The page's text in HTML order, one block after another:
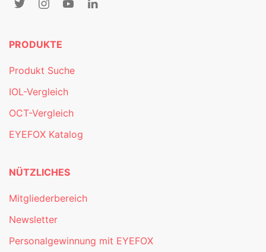
PRODUKTE
Produkt Suche
IOL-Vergleich
OCT-Vergleich
EYEFOX Katalog
NÜTZLICHES
Mitgliederbereich
Newsletter
Personalgewinnung mit EYEFOX